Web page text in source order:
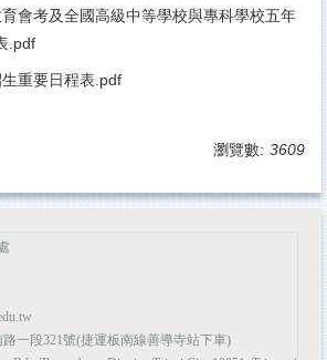
會考及全國高級中等學校與專科學校五年
.pdf
重要日程表.pdf
瀏覽數: 3609
一段321號(捷運板南線善導寺站下車)